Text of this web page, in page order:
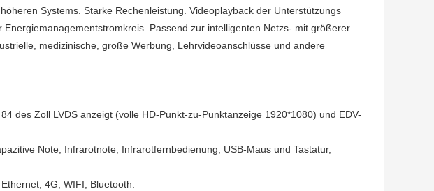
Systems. Starke Rechenleistung. Videoplayback der Unterstützungs
Passend zur intelligenten Netzs- mit größerer
medizinische, große Werbung, Lehrvideoanschlüsse und andere
des Zoll LVDS anzeigt (volle HD-Punkt-zu-Punktanzeige 1920*1080) und EDV-
Note, Infrarotnote, Infrarotfernbedienung, USB-Maus und Tastatur,
4G, WIFI, Bluetooth.